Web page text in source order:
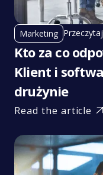
Marketing
Kto za co
Klient i
drużynie
Read the article 